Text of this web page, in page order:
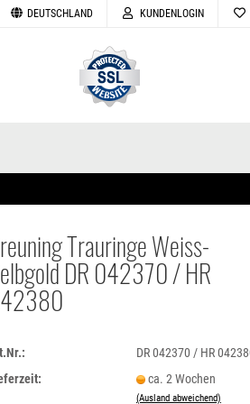
DEUTSCHLAND KUNDENLOGIN
Trauringe Weiss-
DR 042370 / HR
DR 042370 / HR
ca. 2 Wochen
(Ausland abweichend)